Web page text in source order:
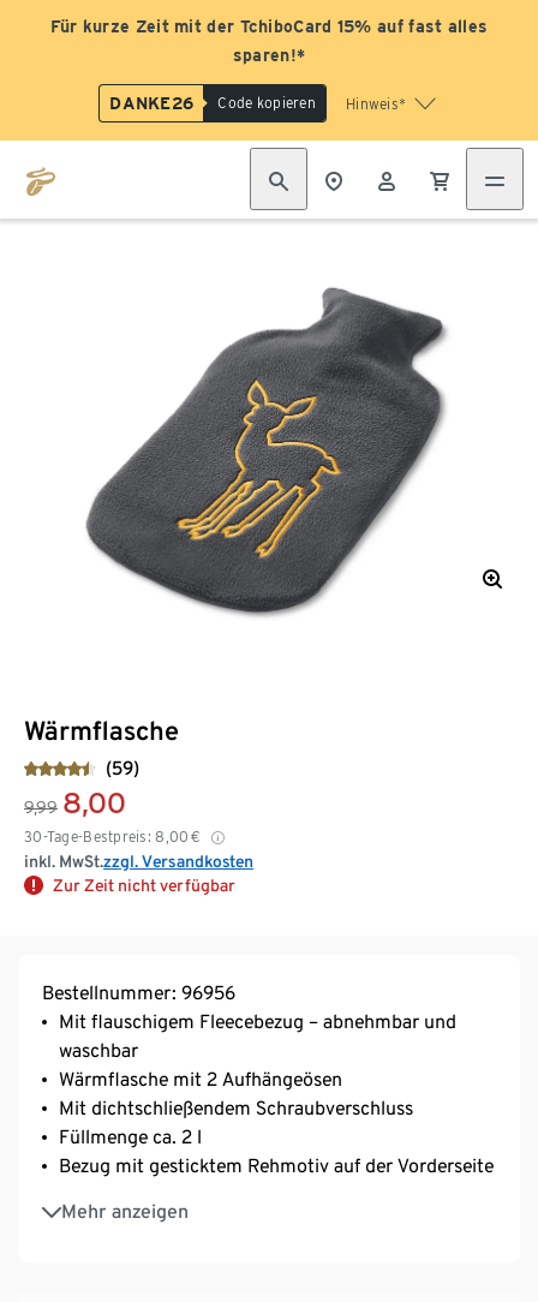
Für kurze Zeit mit der TchiboCard 15% auf fast alles
sparen!*
DANKE26 Code kopieren Hinweis*
Wärmflasche
(59)
9,99 8,00
30-Tage-Bestpreis: 8,00 €
inkl. MwSt.zzgl. Versandkosten
Zur Zeit nicht verfügbar
Bestellnummer: 96956
Mit flauschigem Fleecebezug – abnehmbar und
waschbar
Wärmflasche mit 2 Aufhängeösen
Mit dichtschließendem Schraubverschluss
Füllmenge ca. 2 l
Bezug mit gesticktem Rehmotiv auf der Vorderseite
Mehr anzeigen
Wärmflasche aus robustem Kunststoff